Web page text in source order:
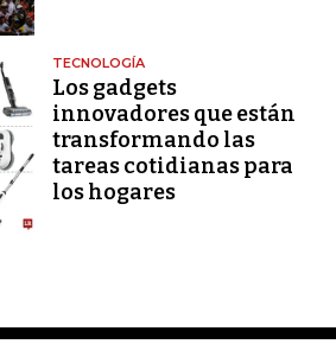
TECNOLOGÍA
Los gadgets
innovadores que están
transformando las
tareas cotidianas para
los hogares